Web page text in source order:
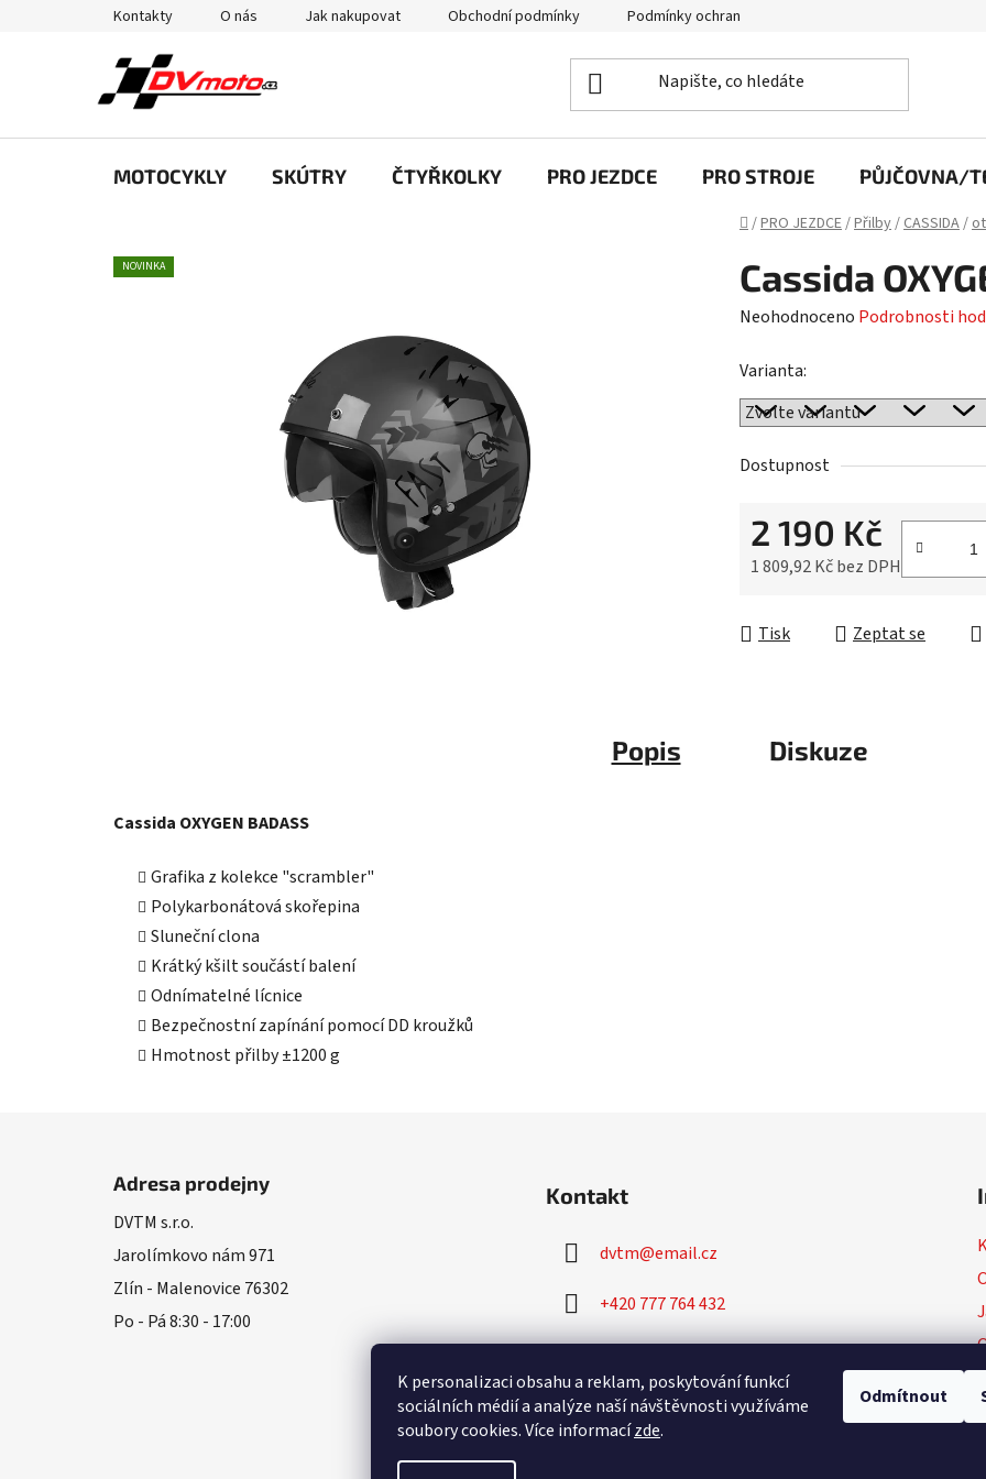
K personalizaci obsahu a reklam, poskytování funkcí
sociálních médií a analýze naší návštěvnosti využíváme
soubory cookies. Více informacízde.
Odmítnout
Kontakty O nás Jak nakupovat Obchodní podmínky Podmínky ochrany osobních údajů
MOTOCYKLY SKÚTRY ČTYŘKOLKY PRO JEZDCE PRO STROJE PŮJČOVNA/
Domů
/PRO JEZDCE/Přilby/CASSIDA/
Cassida
Průměrné
produktu
je
0,0
z
hvězdiček.
Neohodnoceno Podrobnosti
Varianta:
Dostupnost
2 190 Kč
1 809,92 Kč bez DPH
Tisk Zeptat se
NOVINKA
Popis Diskuze
Cassida OXYGEN BADASS
Grafika z kolekce "scrambler"
Polykarbonátová skořepina
Sluneční clona
Krátký kšilt součástí balení
Odnímatelné lícnice
Bezpečnostní zapínání pomocí DD kroužků
Hmotnost přilby ±1200 g
Adresa prodejny
DVTM s.r.o.
Jarolímkovo nám 971
Zlín - Malenovice 76302
Po - Pá 8:30 - 17:00
Kontakt
dvtm@email.cz
+420 777 764 432